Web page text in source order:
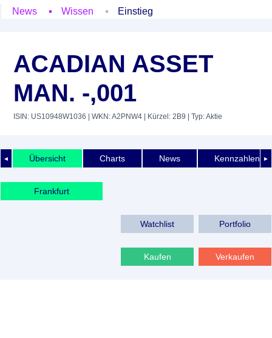
News
Wissen Einstieg
ACADIAN ASSET
MAN. -,001
ISIN: US10948W1036 | WKN: A2PNW4 | Kürzel: 2B9 | Typ: Aktie
◄ ►
Übersicht Charts News Kennzahlen
Frankfurt
Watchlist Portfolio
Kaufen Verkaufen